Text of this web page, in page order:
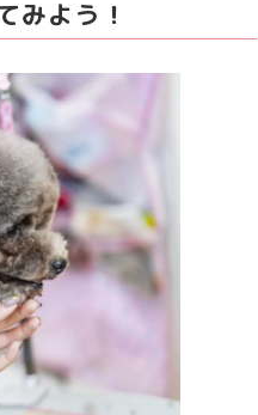
みよう！